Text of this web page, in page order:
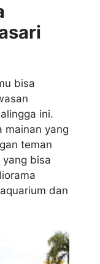
bisa
ini.
mainan yang
teman
yang bisa
dan